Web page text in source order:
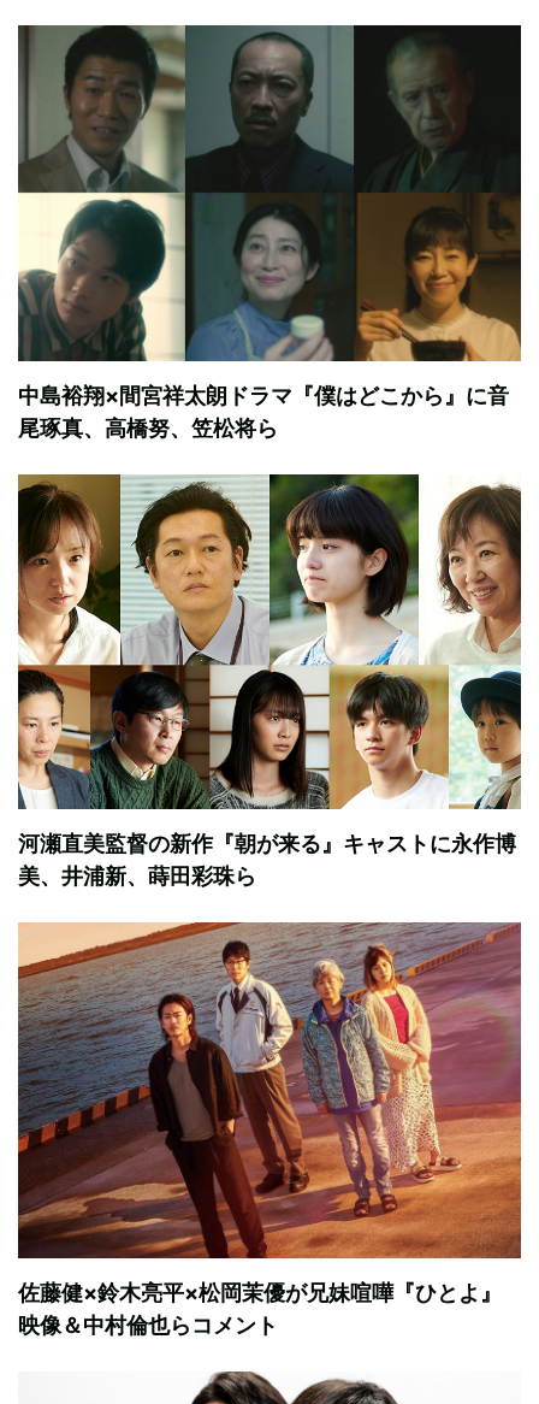
中島裕翔×間宮祥太朗ドラマ『僕はどこから』に音
尾琢真、高橋努、笠松将ら
河瀬直美監督の新作『朝が来る』キャストに永作博
美、井浦新、蒔田彩珠ら
佐藤健×鈴木亮平×松岡茉優が兄妹喧嘩『ひとよ』
映像＆中村倫也らコメント